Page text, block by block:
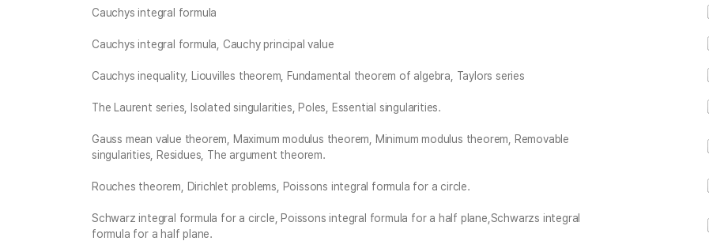
Cauchys integral formula
Cauchys integral formula, Cauchy principal value
Cauchys inequality, Liouvilles theorem, Fundamental theorem of algebra, Taylors series
The Laurent series, Isolated singularities, Poles, Essential singularities.
Gauss mean value theorem, Maximum modulus theorem, Minimum modulus theorem, Removable
singularities, Residues, The argument theorem.
Rouches theorem, Dirichlet problems, Poissons integral formula for a circle.
Schwarz integral formula for a circle, Poissons integral formula for a half plane,Schwarzs integral
formula for a half plane.